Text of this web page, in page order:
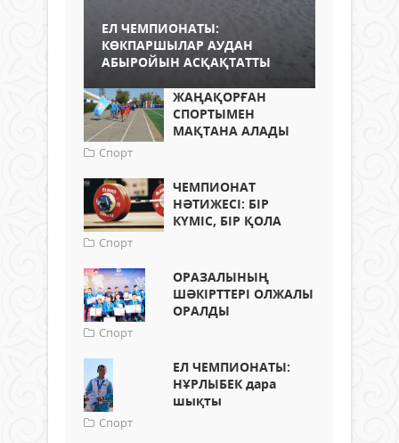
ЕЛ ЧЕМПИОНАТЫ:
КӨКПАРШЫЛАР АУДАН
АБЫРОЙЫН АСҚАҚТАТТЫ
ЖАҢАҚОРҒАН
СПОРТЫМЕН
МАҚТАНА АЛАДЫ
Спорт
ЧЕМПИОНАТ
НӘТИЖЕСІ: БІР
КҮМІС, БІР ҚОЛА
Спорт
ОРАЗАЛЫНЫҢ
ШӘКІРТТЕРІ ОЛЖАЛЫ
ОРАЛДЫ
Спорт
ЕЛ ЧЕМПИОНАТЫ:
НҰРЛЫБЕК дара
шықты
Спорт